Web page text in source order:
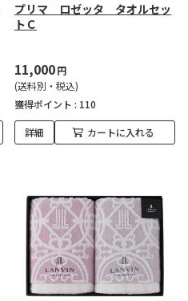
プリマ ロゼッタ タオルセッ
トＣ
11,000円
(送料別・税込)
獲得ポイント : 110
詳細 カートに入れる